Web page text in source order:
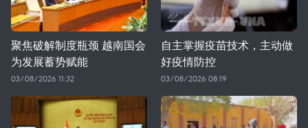
聚焦破解制度瓶颈 越南国会
为发展蓄势赋能
03/08/2026 11:32
自主掌握疫苗技术，主动做
好疫情防控
03/08/2026 08:19